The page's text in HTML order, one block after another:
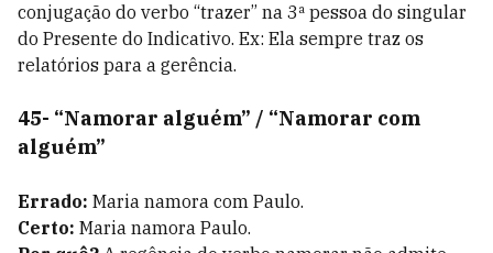
conjugação do verbo “trazer” na 3ª pessoa do singular
do Presente do Indicativo. Ex: Ela sempre traz os
relatórios para a gerência.
45- “Namorar alguém” / “Namorar com
alguém”
Errado: Maria namora com Paulo.
Certo: Maria namora Paulo.